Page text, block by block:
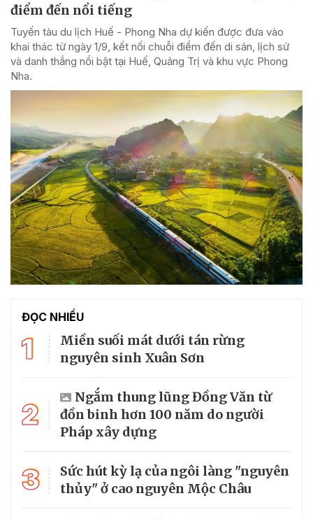
điểm đến nổi tiếng
Tuyến tàu du lịch Huế - Phong Nha dự kiến được đưa vào
khai thác từ ngày 1/9, kết nối chuỗi điểm đến di sản, lịch sử
và danh thắng nổi bật tại Huế, Quảng Trị và khu vực Phong
Nha.
ĐỌC NHIỀU
1
Miền suối mát dưới tán rừng
nguyên sinh Xuân Sơn
2
Ngắm thung lũng Đồng Văn từ
đồn binh hơn 100 năm do người
Pháp xây dựng
3
Sức hút kỳ lạ của ngôi làng "nguyên
thủy" ở cao nguyên Mộc Châu